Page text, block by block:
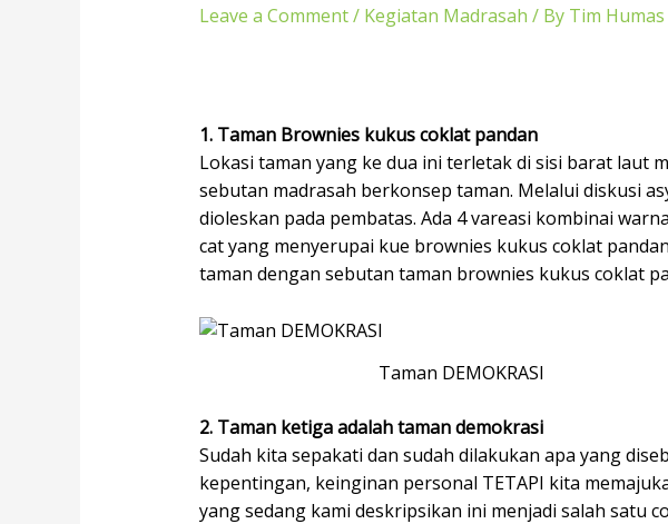
Leave a Comment/ Kegiatan Madrasah / By Tim
1. Taman Brownies kukus coklat pandan
Lokasi taman yang ke dua ini terletak di sisi barat laut
sebutan madrasah berkonsep taman. Melalui diskusi
dioleskan pada pembatas. Ada 4 vareasi kombinai
cat yang menyerupai kue brownies kukus coklat
taman dengan sebutan taman brownies kukus coklat
Taman DEMOKRASI
2. Taman ketiga adalah taman demokrasi
Sudah kita sepakati dan sudah dilakukan apa yang
kepentingan, keinginan personal TETAPI kita
yang sedang kami deskripsikan ini menjadi salah satu